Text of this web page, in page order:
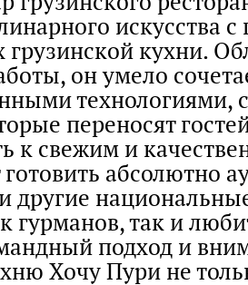
искусства
грузинской кухни.
он умело
технологиями,
переносят
к свежим и
готовить абсолютно
другие
гурманов, так и
подход и
Хочу Пури не